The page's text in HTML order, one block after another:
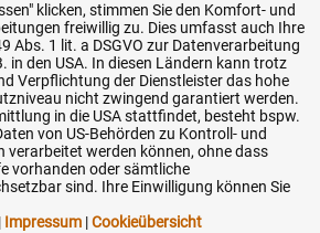
klicken, stimmen Sie den Komfort- und
freiwillig zu. Dies umfasst auch Ihre
Abs. 1 lit. a DSGVO zur Datenverarbeitung
in den USA. In diesen Ländern kann trotz
Verpflichtung der Dienstleister das hohe
nicht zwingend garantiert werden.
in die USA stattfindet, besteht bspw.
von US-Behörden zu Kontroll- und
verarbeitet werden können, ohne dass
vorhanden oder sämtliche
sind. Ihre Einwilligung können Sie
| Impressum |Cookieübersicht